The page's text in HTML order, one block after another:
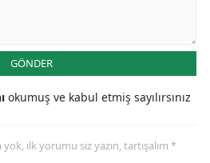
GÖNDER
okumuş ve kabul etmiş sayılırsınız
ilk yorumu siz yazın, tartışalım *